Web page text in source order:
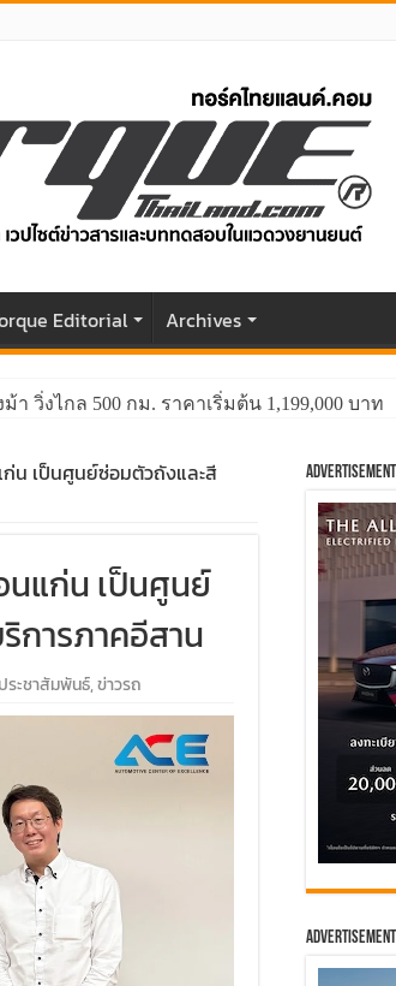
Editorial Archives
ม้า วิ่งไกล 500 กม. ราคาเริ่มต้น 1,199,000 บาท
หน้าใหม่หล่อกว่าเดิม พร้อมสมรรถนะที่ดียิ่งกว่า
ก่น เป็นศูนย์ซ่อมตัวถังและสี
นแก่น เป็นศูนย์
การภาคอีสาน
ระชาสัมพันธ์,ข่าวรถ
Advertisement
Advertisement